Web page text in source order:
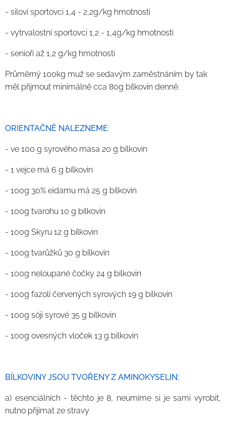
- siloví sportovci 1,4 - 2,2g/kg hmotnosti
- vytrvalostní sportovci 1,2 - 1,4g/kg hmotnosti
- senioři až 1,2 g/kg hmotnosti
Průměrný 100kg muž se sedavým zaměstnáním by tak
měl přijmout minimálně cca 80g bílkovin denně.
ORIENTAČNĚ NALEZNEME:
- ve 100 g syrového masa 20 g bílkovin
- 1 vejce má 6 g bílkovin
- 100g 30% eidamu má 25 g bílkovin
- 100g tvarohu 10 g bílkovin
- 100g Skyru 12 g bílkovin
- 100g tvarůžků 30 g bílkovin
- 100g neloupané čočky 24 g bílkovin
- 100g fazolí červených syrových 19 g bílkovin
- 100g sóji syrové 35 g bílkovin
- 100g ovesných vloček 13 g bílkovin
BÍLKOVINY JSOU TVOŘENY Z AMINOKYSELIN:
a) esenciálních - těchto je 8, neumíme si je sami vyrobit,
nutno přijímat ze stravy